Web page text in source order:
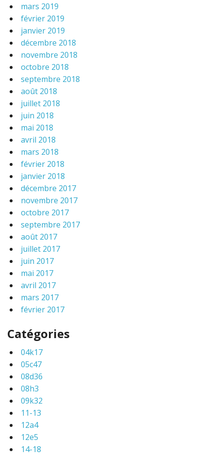
mars 2019
février 2019
janvier 2019
décembre 2018
novembre 2018
octobre 2018
septembre 2018
août 2018
juillet 2018
juin 2018
mai 2018
avril 2018
mars 2018
février 2018
janvier 2018
décembre 2017
novembre 2017
octobre 2017
septembre 2017
août 2017
juillet 2017
juin 2017
mai 2017
avril 2017
mars 2017
février 2017
Catégories
04k17
05c47
08d36
08h3
09k32
11-13
12a4
12e5
14-18